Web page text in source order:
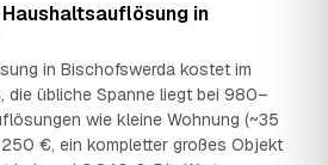
in
in Bischofswerda kostet im
die übliche Spanne liegt bei 980–
wie kleine Wohnung (~35
€, ein kompletter großes Objekt